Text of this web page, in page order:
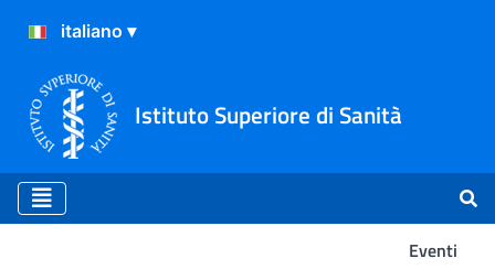
Istituto Superiore di Sanità
Eventi